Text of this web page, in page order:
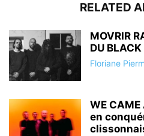
RELATED
MOVRIR
DU
Floriane
WE CAME
en